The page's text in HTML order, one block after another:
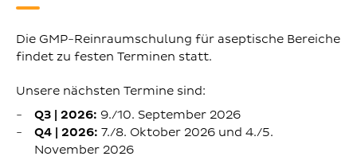
Die GMP-Reinraumschulung für aseptische Bereiche
findet zu festen Terminen statt.
Unsere nächsten Termine sind:
Q3 | 2026: 9./10. September 2026
Q4 | 2026: 7./8. Oktober 2026 und 4./5.
November 2026